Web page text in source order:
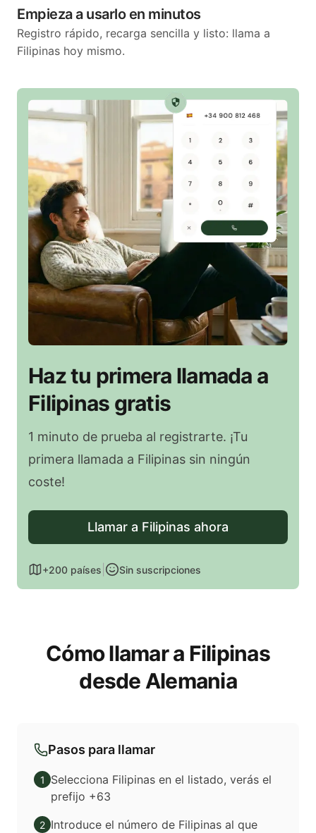
Empieza a usarlo en minutos
Registro rápido, recarga sencilla y listo: llama a
Filipinas hoy mismo.
Haz tu primera llamada a
Filipinas gratis
1 minuto de prueba al registrarte. ¡Tu
primera llamada a Filipinas sin ningún
coste!
Llamar a Filipinas ahora
+200 países Sin suscripciones
Cómo llamar a Filipinas
desde Alemania
Pasos para llamar
1
Selecciona Filipinas en el listado, verás el
prefijo +63
2 Introduce el número de Filipinas al que